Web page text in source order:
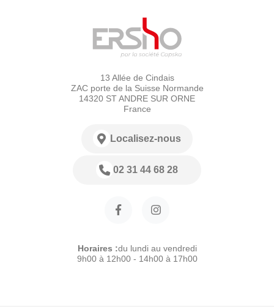
13 Allée de Cindais
ZAC porte de la Suisse Normande
14320 ST ANDRE SUR ORNE
France
Localisez-nous
02 31 44 68 28
Horaires :du lundi au vendredi
9h00 à 12h00 - 14h00 à 17h00